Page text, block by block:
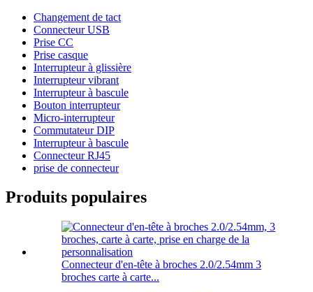
Changement de tact
Connecteur USB
Prise CC
Prise casque
Interrupteur à glissière
Interrupteur vibrant
Interrupteur à bascule
Bouton interrupteur
Micro-interrupteur
Commutateur DIP
Interrupteur à bascule
Connecteur RJ45
prise de connecteur
Produits populaires
Connecteur d'en-tête à broches 2.0/2.54mm 3
broches carte à carte...